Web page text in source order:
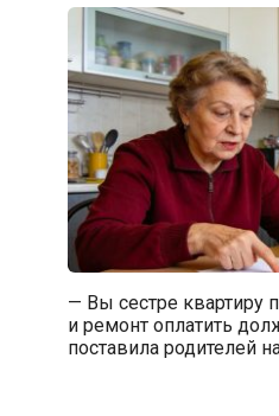
— Вы сестре квартиру
и ремонт оплатить
поставила родителей